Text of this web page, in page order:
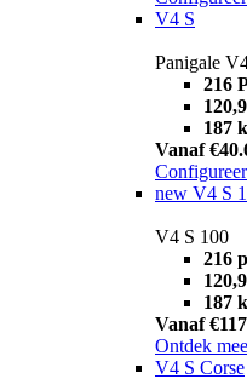
V4 S
Panigale
216
187
Vanaf
Configureer
new V4 S
V4 S 100
216
187
Vanaf
Ontdek
V4 S Corse